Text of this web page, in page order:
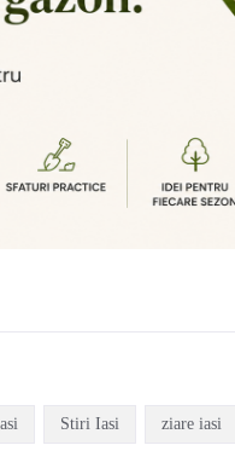
Stiri Iasi ziare iasi